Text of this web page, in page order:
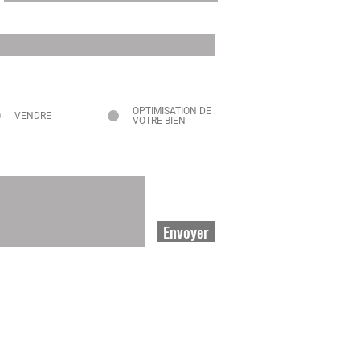
VENDRE
OPTIMISATION DE
VOTRE BIEN
Envoyer